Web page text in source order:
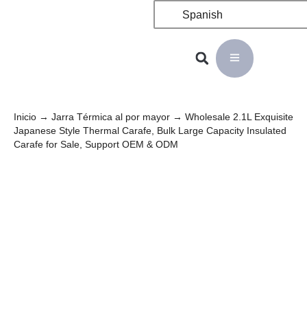
Spanish
Inicio → Jarra Térmica al por mayor → Wholesale 2.1L Exquisite
Japanese Style Thermal Carafe, Bulk Large Capacity Insulated
Carafe for Sale, Support OEM & ODM